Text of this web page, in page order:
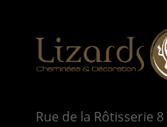
Rue de la Rôtisserie 8